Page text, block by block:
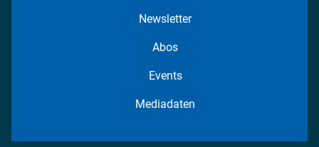
Newsletter
Abos
Events
Mediadaten